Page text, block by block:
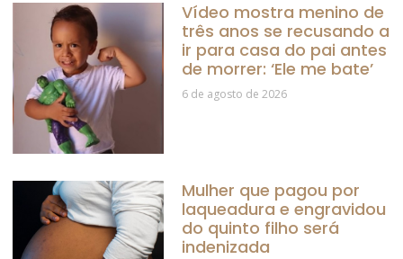
Vídeo mostra menino de
três anos se recusando a
ir para casa do pai antes
de morrer: ‘Ele me bate’
6 de agosto de 2026
Mulher que pagou por
laqueadura e engravidou
do quinto filho será
indenizada